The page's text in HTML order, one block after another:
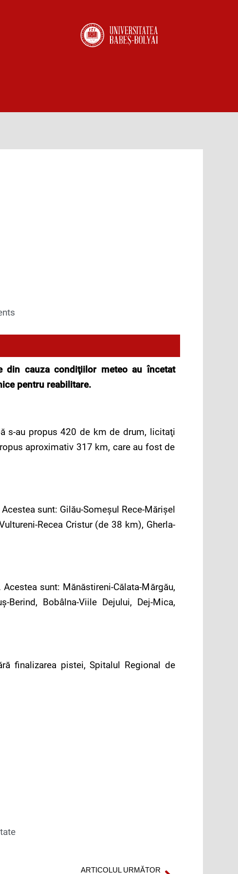
din cauza condiţiilor meteo au încetat
pentru reabilitare.
s-au propus 420 de km de drum, licitaţi
aproximativ 317 km, care au fost de
sunt: Gilău-Someşul Rece-Mărişel
Recea Cristur (de 38 km), Gherla-
sunt: Mănăstireni-Călata-Mărgău,
Berind, Bobâlna-Viile Dejului, Dej-Mica,
finalizarea pistei, Spitalul Regional de
ARTICOLUL URMĂTOR